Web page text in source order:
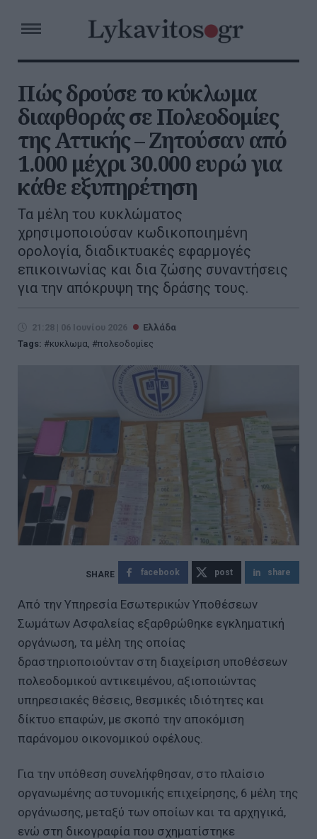
Πώς δρούσε το κύκλωμα
διαφθοράς σε Πολεοδομίες
της Αττικής – Ζητούσαν από
1.000 μέχρι 30.000 ευρώ για
κάθε εξυπηρέτηση
Τα μέλη του κυκλώματος
χρησιμοποιούσαν κωδικοποιημένη
ορολογία, διαδικτυακές εφαρμογές
επικοινωνίας και δια ζώσης συναντήσεις
για την απόκρυψη της δράσης τους.
21:28 | 06 Ιουνίου 2026
Ελλάδα
Tags:
κυκλωμα, πολεοδομίες
facebook post share
Από την Υπηρεσία Εσωτερικών Υποθέσεων
Σωμάτων Ασφαλείας εξαρθρώθηκε εγκληματική
οργάνωση, τα μέλη της οποίας
δραστηριοποιούνταν στη διαχείριση υποθέσεων
πολεοδομικού αντικειμένου, αξιοποιώντας
υπηρεσιακές θέσεις, θεσμικές ιδιότητες και
δίκτυο επαφών, με σκοπό την αποκόμιση
παράνομου οικονομικού οφέλους.
Για την υπόθεση συνελήφθησαν, στο πλαίσιο
οργανωμένης αστυνομικής επιχείρησης, 6 μέλη της
οργάνωσης, μεταξύ των οποίων και τα αρχηγικά,
ενώ στη δικογραφία που σχηματίστηκε